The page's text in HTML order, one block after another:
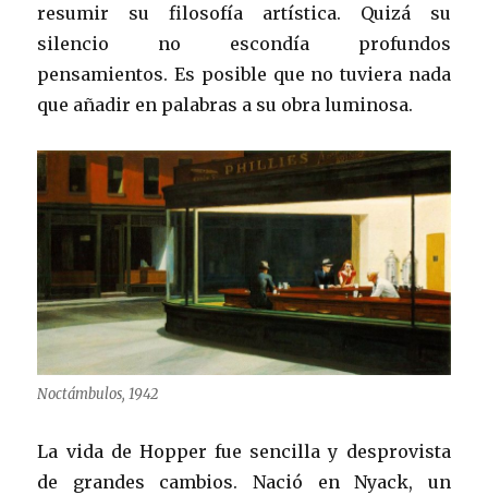
resumir su filosofía artística. Quizá su
silencio no escondía profundos
pensamientos. Es posible que no tuviera nada
que añadir en palabras a su obra luminosa.
Noctámbulos, 1942
La vida de Hopper fue sencilla y desprovista
de grandes cambios. Nació en Nyack, un